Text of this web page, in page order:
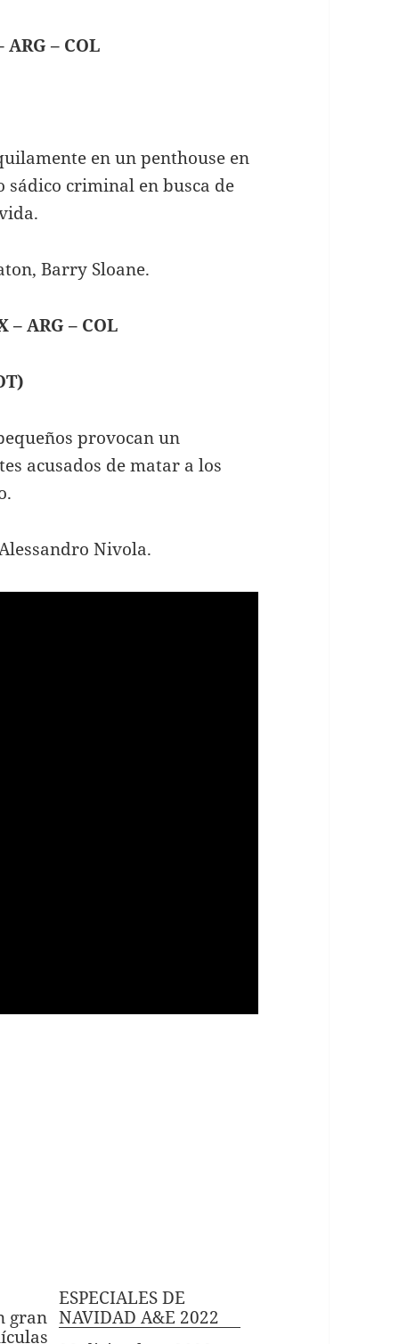
– COL
en un penthouse en
criminal en busca de
Barry Sloane.
ARG – COL
provocan un
acusados de matar a los
Nivola.
gran
ESPECIALES DE
NAVIDAD A&E 2022